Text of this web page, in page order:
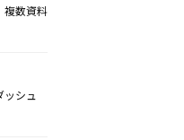
複数資料
シュ